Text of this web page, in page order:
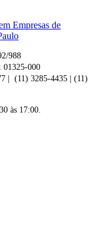
988
01325-000
| (11) 3285-4435 | (11)
às 17:00.